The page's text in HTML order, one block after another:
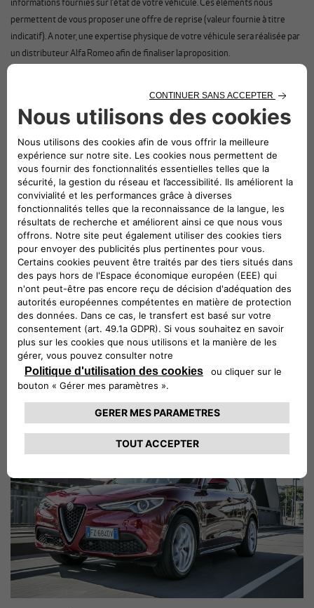
informations fournies sur l’état de votre véhicule. Ces éléments nous
permettent de vous proposer une offre de reprise (valeur fournie à titre
indicatif). A noter, une expertise physique de votre véhicule sera réalisée par
un distributeur Alfa Romeo afin de finaliser la proposition.
SÉRÉNITÉ
Recevez une estimation de la valeur de votre véhicule.
Estimation entièrement gratuite et sans engagement